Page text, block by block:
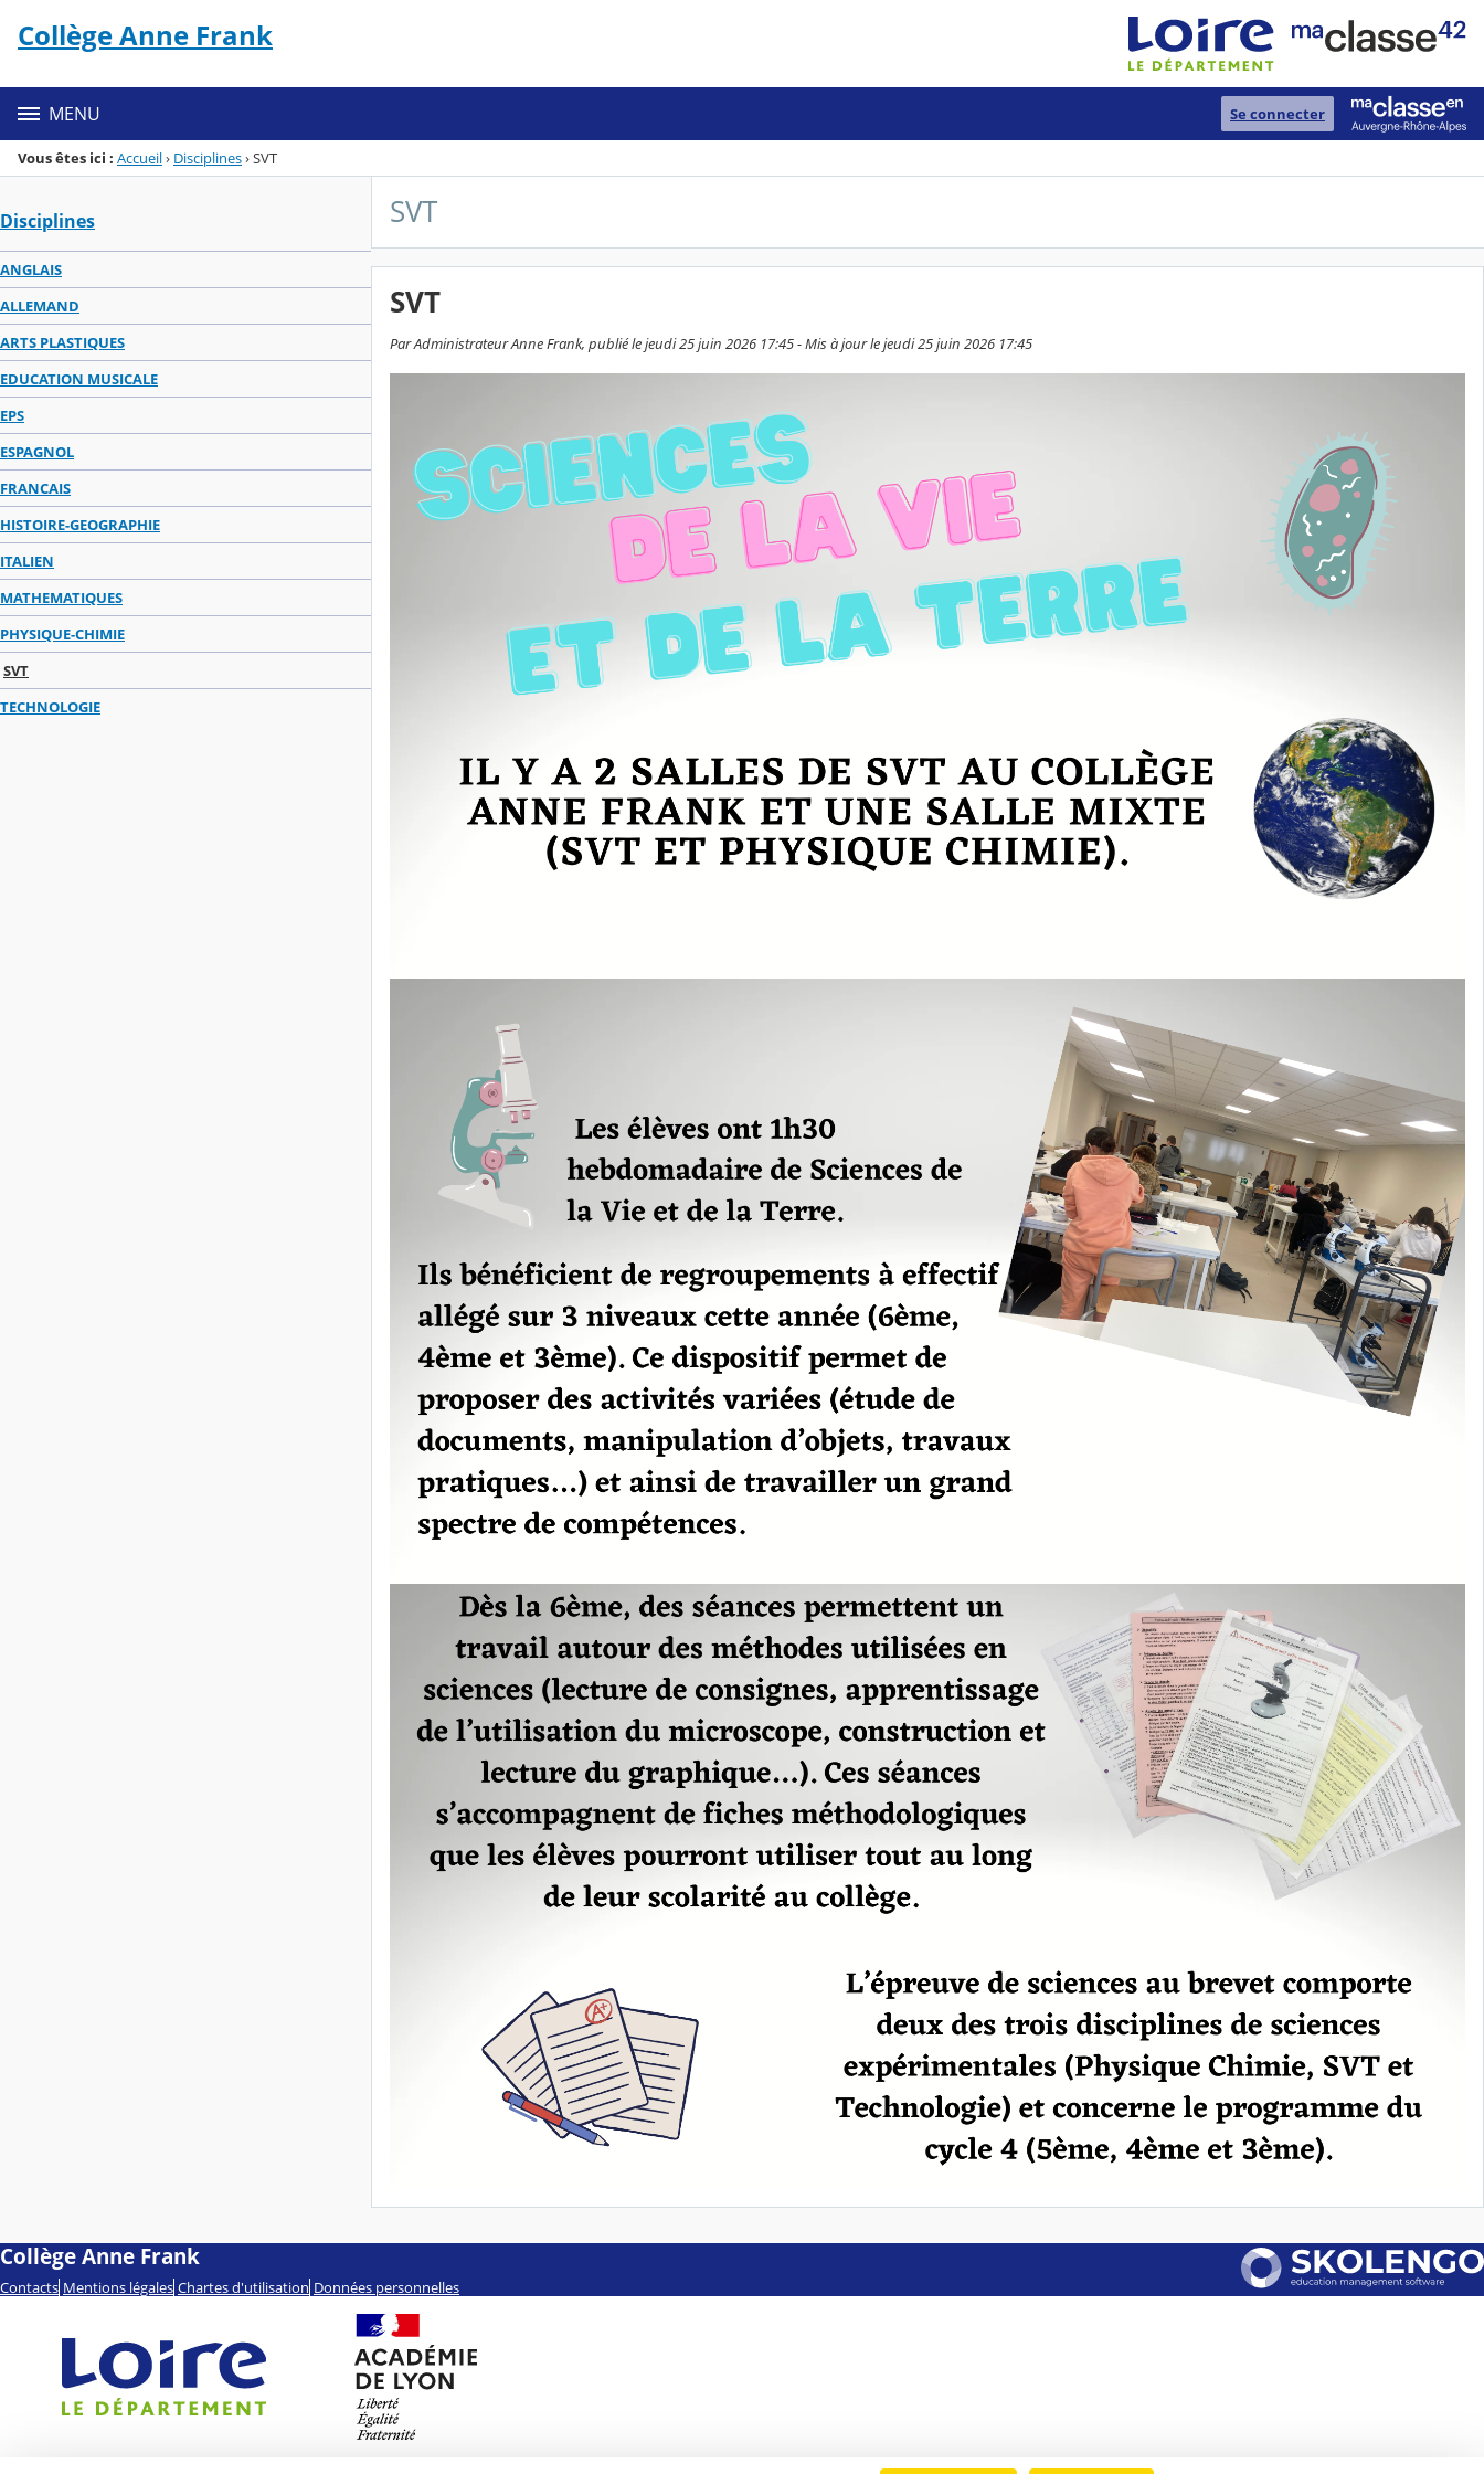
Menu de la rubrique
Contenu
Collège Anne Frank
MENU Se connecter
Vous êtes ici : Accueil› Disciplines›SVT
Disciplines
ANGLAIS
ALLEMAND
ARTS PLASTIQUES
EDUCATION MUSICALE
EPS
ESPAGNOL
FRANCAIS
HISTOIRE-GEOGRAPHIE
ITALIEN
MATHEMATIQUES
PHYSIQUE-CHIMIE
SVT
TECHNOLOGIE
SVT
SVT
Par Administrateur Anne Frank, publié le jeudi 25 juin 2026 17:45 - Mis à jour le jeudi 25 juin 2026 17:45
Collège Anne Frank
Contacts Mentions légales Chartes d'utilisation Données personnelles